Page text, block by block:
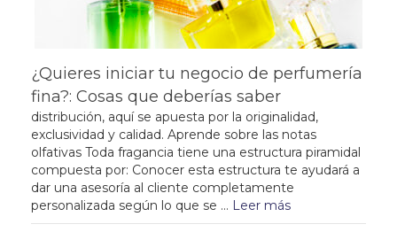
¿Quieres iniciar tu negocio de perfumería
fina?: Cosas que deberías saber
distribución, aquí se apuesta por la originalidad,
exclusividad y calidad. Aprende sobre las notas
olfativas Toda fragancia tiene una estructura piramidal
compuesta por: Conocer esta estructura te ayudará a
dar una asesoría al cliente completamente
personalizada según lo que se … Leer más